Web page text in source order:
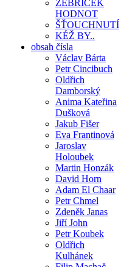
ŽEBŘÍČEK
HODNOT
ŠŤOUCHNUTÍ
KÉŽ BY..
obsah čísla
Václav Bárta
Petr Cincibuch
Oldřich
Damborský
Anima Kateřina
Dušková
Jakub Fišer
Eva Frantinová
Jaroslav
Holoubek
Martin Honzák
David Horn
Adam El Chaar
Petr Chmel
Zdeněk Janas
Jiří John
Petr Koubek
Oldřich
Kulhánek